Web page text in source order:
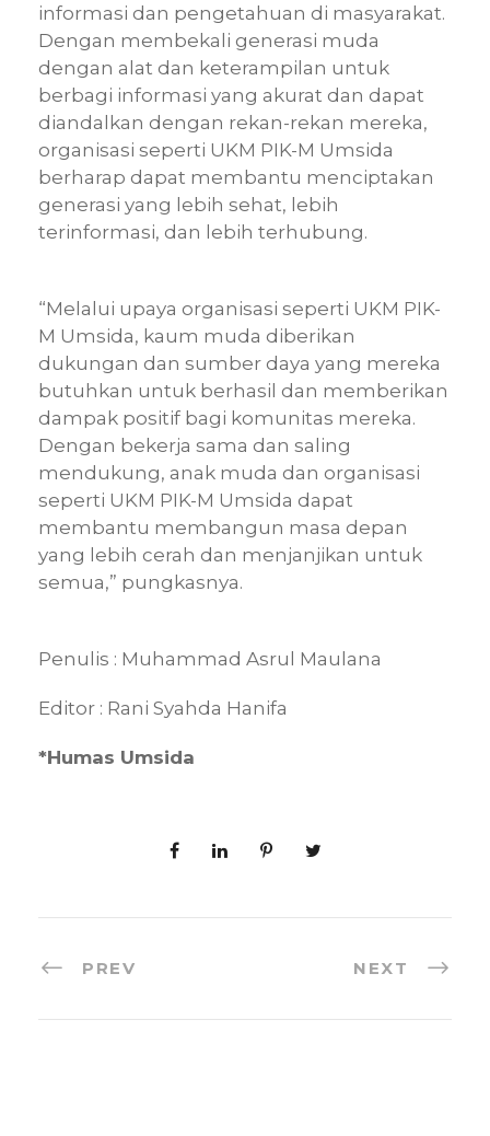
informasi dan pengetahuan di masyarakat.
Dengan membekali generasi muda
dengan alat dan keterampilan untuk
berbagi informasi yang akurat dan dapat
diandalkan dengan rekan-rekan mereka,
organisasi seperti UKM PIK-M Umsida
berharap dapat membantu menciptakan
generasi yang lebih sehat, lebih
terinformasi, dan lebih terhubung.
“Melalui upaya organisasi seperti UKM PIK-
M Umsida, kaum muda diberikan
dukungan dan sumber daya yang mereka
butuhkan untuk berhasil dan memberikan
dampak positif bagi komunitas mereka.
Dengan bekerja sama dan saling
mendukung, anak muda dan organisasi
seperti UKM PIK-M Umsida dapat
membantu membangun masa depan
yang lebih cerah dan menjanjikan untuk
semua,” pungkasnya.
Penulis : Muhammad Asrul Maulana
Editor : Rani Syahda Hanifa
*Humas Umsida
PREV NEXT